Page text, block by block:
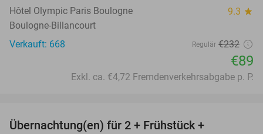
Hôtel Olympic Paris Boulogne 9.3 star
Boulogne-Billancourt
Verkauft: 668
Regulär €232
€89
Exkl. ca. €4,72 Fremdenverkehrsabgabe p. P.
Übernachtung(en) für 2 + Frühstück +